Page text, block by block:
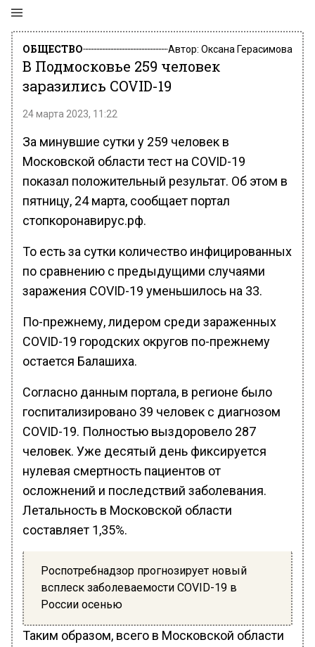
ОБЩЕСТВО Автор: Оксана Герасимова
В Подмосковье 259 человек
заразились COVID-19
24 марта 2023, 11:22
За минувшие сутки у 259 человек в
Московской области тест на COVID-19
показал положительный результат. Об этом в
пятницу, 24 марта, сообщает портал
стопкоронавирус.рф.
То есть за сутки количество инфицированных
по сравнению с предыдущими случаями
заражения COVID-19 уменьшилось на 33.
По-прежнему, лидером среди зараженных
СOVID-19 городских округов по-прежнему
остается Балашиха.
Согласно данным портала, в регионе было
госпитализировано 39 человек с диагнозом
COVID-19. Полностью выздоровело 287
человек. Уже десятый день фиксируется
нулевая смертность пациентов от
осложнений и последствий заболевания.
Летальность в Московской области
составляет 1,35%.
Роспотребнадзор прогнозирует новый
всплеск заболеваемости COVID-19 в
России осенью
Таким образом, всего в Московской области